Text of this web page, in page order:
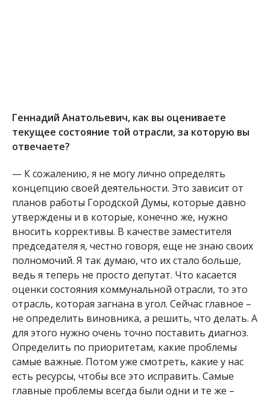
Геннадий Анатольевич, как вы оцениваете
текущее состояние той отрасли, за которую вы
отвечаете?
— К сожалению, я не могу лично определять
концепцию своей деятельности. Это зависит от
планов работы Городской Думы, которые давно
утверждены и в которые, конечно же, нужно
вносить коррективы. В качестве заместителя
председателя я, честно говоря, еще не знаю своих
полномочий. Я так думаю, что их стало больше,
ведь я теперь не просто депутат. Что касается
оценки состояния коммунальной отрасли, то это
отрасль, которая загнана в угол. Сейчас главное –
не определить виновника, а решить, что делать. А
для этого нужно очень точно поставить диагноз.
Определить по приоритетам, какие проблемы
самые важные. Потом уже смотреть, какие у нас
есть ресурсы, чтобы все это исправить. Самые
главные проблемы всегда были одни и те же –